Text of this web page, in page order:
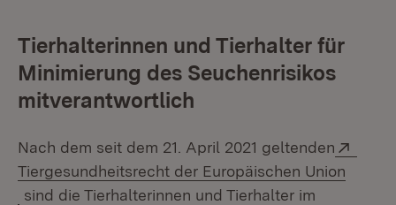
Tierhalterinnen und Tierhalter für
Minimierung des Seuchenrisikos
mitverantwortlich
Nach dem seit dem 21. April 2021 geltenden
Tiergesundheitsrecht der Europäischen Union
(Öffnet in neuem Fenster)
sind die Tierhalterinnen und Tierhalter im